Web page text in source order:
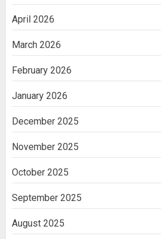
April 2026
March 2026
February 2026
January 2026
December 2025
November 2025
October 2025
September 2025
August 2025